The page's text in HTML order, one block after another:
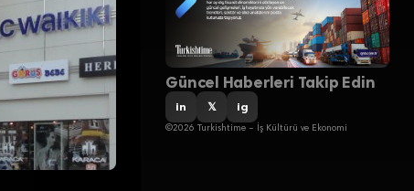
Güncel Haberleri Takip Edin
in 𝕏 ig
©2026 Turkishtime – İş Kültürü ve Ekonomi